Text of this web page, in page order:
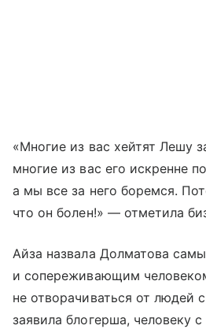
«Многие из вас хейтят Лешу
многие из вас его искренне
а мы все за него боремся.
что он болен!» — отметила
Айза назвала Долматова
и сопереживающим
не отворачиваться от людей
заявила блогерша, человеку